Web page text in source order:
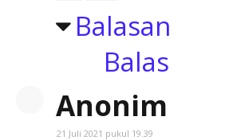
Balasan
Balas
Anonim
21 Juli 2021 pukul 19.39